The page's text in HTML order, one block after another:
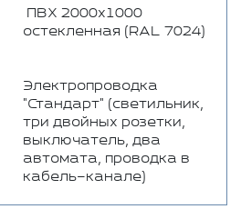
ПВХ 2000х1000
остекленная (RAL 7024)
Электропроводка
"Стандарт" (светильник,
три двойных розетки,
выключатель, два
автомата, проводка в
кабель–канале)